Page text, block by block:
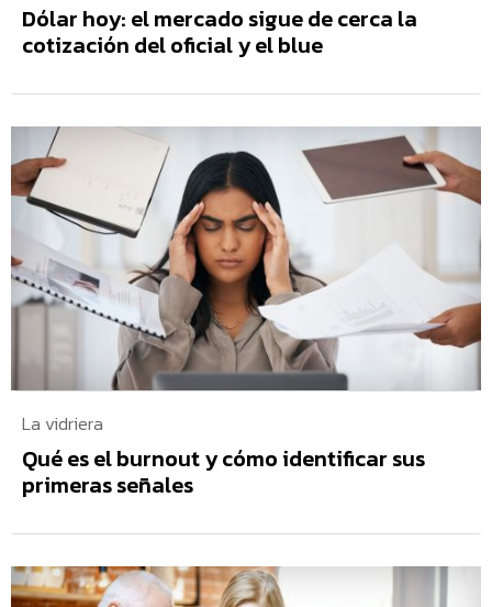
Dólar hoy: el mercado sigue de cerca la
cotización del oficial y el blue
La vidriera
Qué es el burnout y cómo identificar sus
primeras señales